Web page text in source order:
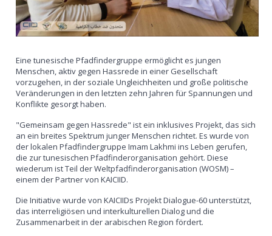
Eine tunesische Pfadfindergruppe ermöglicht es jungen
Menschen, aktiv gegen Hassrede in einer Gesellschaft
vorzugehen, in der soziale Ungleichheiten und große politische
Veränderungen in den letzten zehn Jahren für Spannungen und
Konflikte gesorgt haben.
"Gemeinsam gegen Hassrede" ist ein inklusives Projekt, das sich
an ein breites Spektrum junger Menschen richtet. Es wurde von
der lokalen Pfadfindergruppe Imam Lakhmi ins Leben gerufen,
die zur tunesischen Pfadfinderorganisation gehört. Diese
wiederum ist Teil der Weltpfadfinderorganisation (WOSM) –
einem der Partner von KAICIID.
Die Initiative wurde von KAICIIDs Projekt Dialogue-60 unterstützt,
das interreligiösen und interkulturellen Dialog und die
Zusammenarbeit in der arabischen Region fördert.